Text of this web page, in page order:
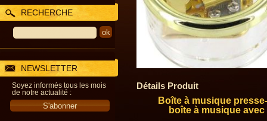
RECHERCHE
NEWSLETTER
Soyez informés tous les mois
de notre actualité :
Détails Produit
Boîte à musique
boîte à musique